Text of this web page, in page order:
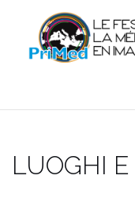
content
LUOGHI